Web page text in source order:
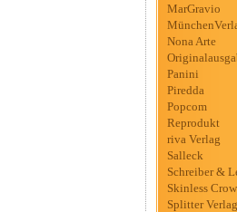
MarGravio
Nona Arte
Panini
Piredda
Popcom
Reprodukt
riva Verlag
Salleck
Schreiber &
Skinless Crow
Splitter Verlag